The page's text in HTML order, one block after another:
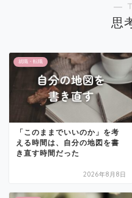
―
思
就職・転職
「このままでいいのか」を考
える時間は、自分の地図を書
き直す時間だった
2026年8月8日